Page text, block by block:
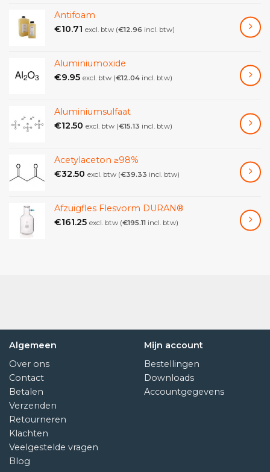
bruintinten te creëren.
Productinformatie:
Pigment: Yellow 43, C.I. 77.492
Kleurindex: PY
43.77492
Keramiek, Silicaatbinder, Waterglas
Lichtechtheid: Geconcentreerd: 8, gemiddeld: 8,
Suitability: Oil, Acrylics, Tempera, Watercolor /
Gouache, Lime / Fresco, Cement / Tadelakt,
Ceramic, Silicate binder, Waterglas
Lightfastness: Concentrated: 8, Medium: 8, Thinned:
8 (1 is poor, 8 is best).
Antifoam
€10.71 excl. btw (€12.96 incl. btw)
Aluminiumoxide
€9.95 excl. btw (€12.04 incl. btw)
Aluminiumsulfaat
€12.50 excl. btw (€15.13 incl. btw)
Acetylaceton ≥98%
€32.50 excl. btw (€39.33 incl. btw)
Afzuigfles Flesvorm DURAN®
€161.25 excl. btw (€195.11 incl. btw)
Algemeen
Over ons
Contact
Betalen
Verzenden
Retourneren
Klachten
Veelgestelde vragen
Blog
Mijn account
Bestellingen
Downloads
Accountgegevens